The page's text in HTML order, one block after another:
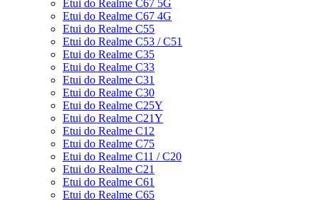
Etui do Realme C67 5G
Etui do Realme C67 4G
Etui do Realme C55
Etui do Realme C53 / C51
Etui do Realme C35
Etui do Realme C33
Etui do Realme C31
Etui do Realme C30
Etui do Realme C25Y
Etui do Realme C21Y
Etui do Realme C12
Etui do Realme C75
Etui do Realme C11 / C20
Etui do Realme C21
Etui do Realme C61
Etui do Realme C65